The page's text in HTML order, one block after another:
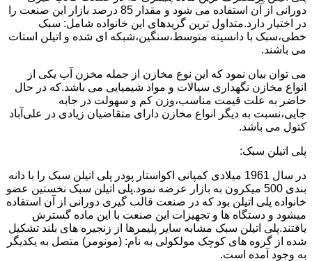
دورانی از آن استفاده می شود و مقدار 85 درصد بازار این صنعت را
در اختیار دارد.متداول ترین گریدهای این خانواده شامل: سبک
خطی،سبک با دانسیته متوسط،سنگین،شبکه ای شده و اتیلن استات
می باشند.
می توان بیان نمود که این نوع مخازن از جمله مخزن آب یکی از
انواع مخازن نگهداری سیالات و مواد شیمیایی می باشد.که در حال
حاضر به علت قیمت مناسب،وزن کم و سهولت در جابه
جایی،نسبت به دیگر انواع مخازن دارای متقاضیان زیادی در علی‌آباد
کتول می باشد.
پلی اتیلن سبک:
در سال 1961 میلادی کمپانی اکواستار پودر پلی اتیلن سبک را با دانه
بندی 500 میکرون به بازار عرضه نمود.پلی اتیلن سبک نخستین عضو
خانواده پلی اتیلن بود که در صنعت قالب گیری دورانی از آن استفاده
میشود و دستگاه ها و تجهیزات این صنعت با این ماده گسترش
یافتند.پلی اتیلن سبک مشابه سایر پلیمرها از زنجیره های بلند تشکیل
شده از گروه های کوچک مولکولی به نام: (مونومر) متصل به یکدیگر
به وجود آمده است.